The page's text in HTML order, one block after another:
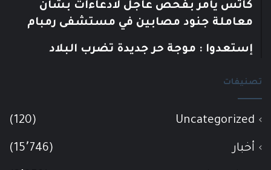
كاتس يأمر بفحص عاجل لادعاءات بشأن
معاملة جنود مصابين في مستشفى رمبام
إستعدوا : موجة حر جديدة تضرب البلاد
تصنيفات
Uncategorized
(120)
أخبار (15٬746)